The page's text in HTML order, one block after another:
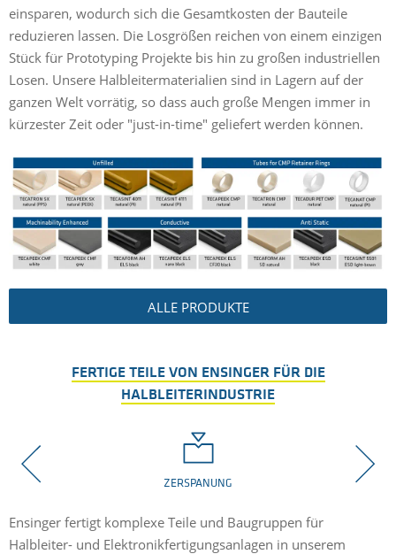
einsparen, wodurch sich die Gesamtkosten der Bauteile
reduzieren lassen. Die Losgrößen reichen von einem einzigen
Stück für Prototyping Projekte bis hin zu großen industriellen
Losen. Unsere Halbleitermaterialien sind in Lagern auf der
ganzen Welt vorrätig, so dass auch große Mengen immer in
kürzester Zeit oder "just-in-time" geliefert werden können.
ALLE PRODUKTE
FERTIGE TEILE VON ENSINGER FÜR DIE
HALBLEITERINDUSTRIE
ZERSPANUNG
Ensinger fertigt komplexe Teile und Baugruppen für
Halbleiter- und Elektronikfertigungsanlagen in unserem